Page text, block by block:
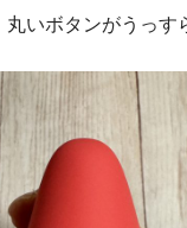
丸いボタンがうっす